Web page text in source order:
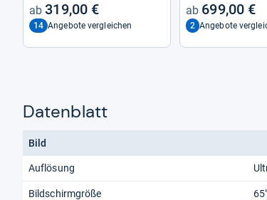
319,00 €
14 Angebote vergleichen
699,00 €
2 Angebote
Datenblatt
Bild
Auflösung
Bildschirmgröße 65"